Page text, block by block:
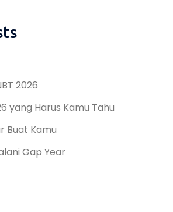
2026
yang Harus Kamu Tahu
Buat Kamu
Gap Year